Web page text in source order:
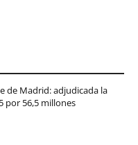
de Madrid: adjudicada la
por 56,5 millones